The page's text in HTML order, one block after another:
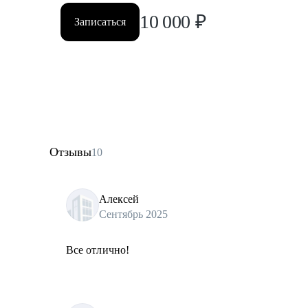
Записаться 10 000 ₽
Отзывы10
Алексей
Сентябрь 2025
Все отлично!